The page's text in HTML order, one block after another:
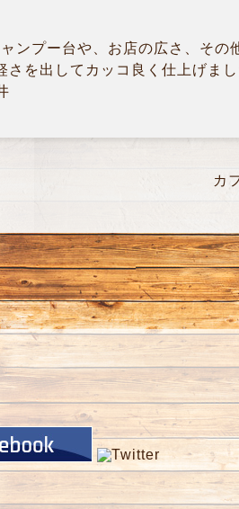
ンプー台や、お店の広さ、その
を出してカッコ良く仕上げま
カ